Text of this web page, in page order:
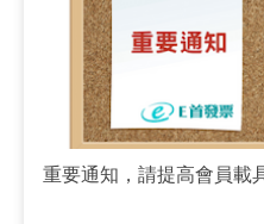
重要通知，請提高會員載